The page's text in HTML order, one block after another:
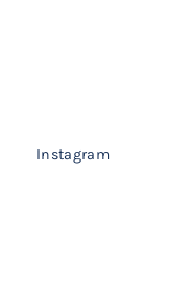
Instagram